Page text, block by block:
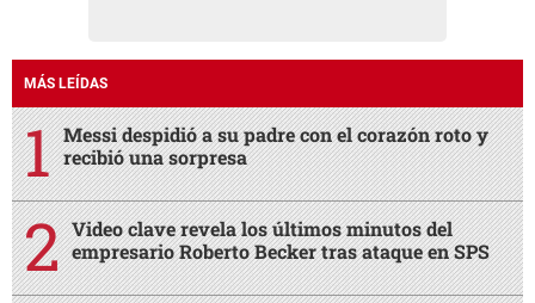
MÁS LEÍDAS
Messi despidió a su padre con el corazón roto y
recibió una sorpresa
Video clave revela los últimos minutos del
empresario Roberto Becker tras ataque en SPS